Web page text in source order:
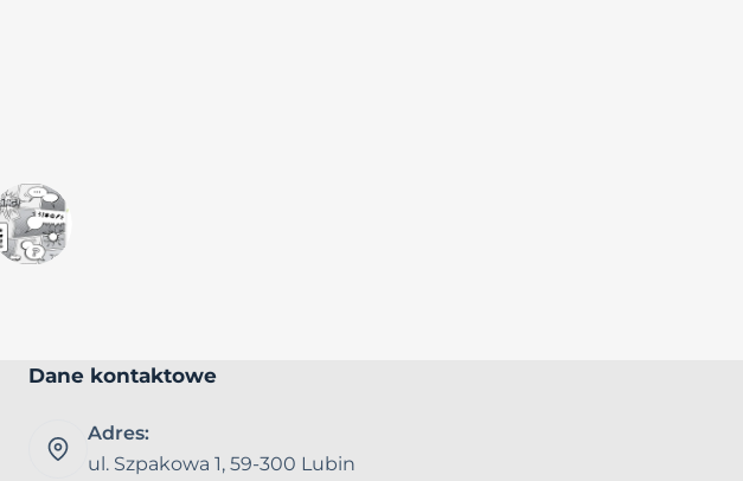
Dane kontaktowe
Adres:
ul. Szpakowa 1, 59-300 Lubin